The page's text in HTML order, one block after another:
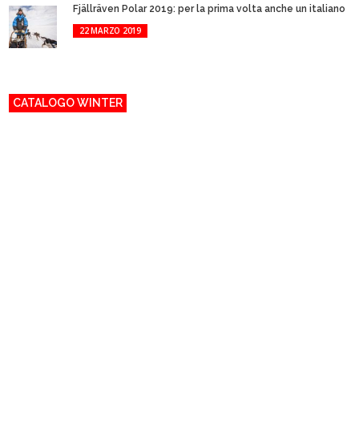
Fjällräven Polar 2019: per la prima volta anche un italiano
22 MARZO 2019
CATALOGO WINTER